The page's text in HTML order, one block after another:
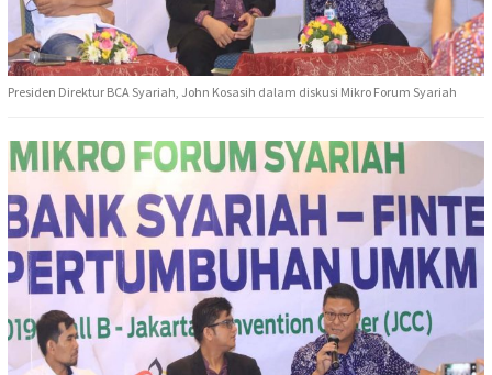
Presiden Direktur BCA Syariah, John Kosasih dalam diskusi Mikro Forum Syariah